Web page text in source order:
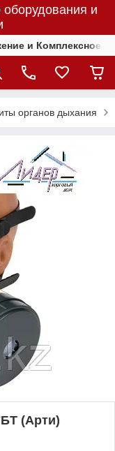
оборудования и
и Комплексное
органов дыхания
(Арти)